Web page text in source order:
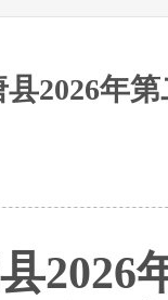
县2026年
2026